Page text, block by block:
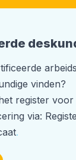
vinden?
register voor
via:
.